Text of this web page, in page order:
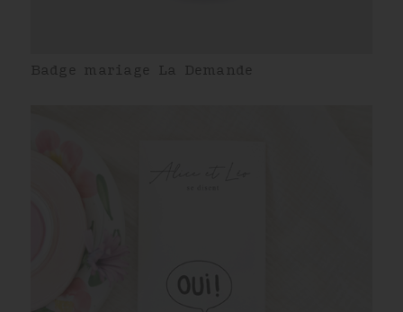
Badge mariage La Demande